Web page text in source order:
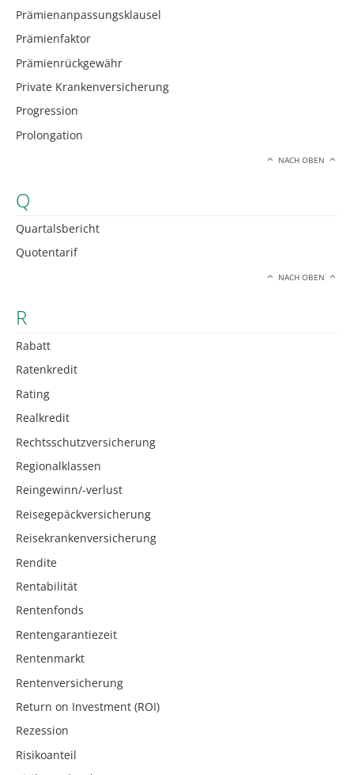
Prämienanpassungsklausel
Prämienfaktor
Prämienrückgewähr
Private Krankenversicherung
Progression
Prolongation
NACH OBEN
Q
Quartalsbericht
Quotentarif
NACH OBEN
R
Rabatt
Ratenkredit
Rating
Realkredit
Rechtsschutzversicherung
Regionalklassen
Reingewinn/-verlust
Reisegepäckversicherung
Reisekrankenversicherung
Rendite
Rentabilität
Rentenfonds
Rentengarantiezeit
Rentenmarkt
Rentenversicherung
Return on Investment (ROI)
Rezession
Risikoanteil